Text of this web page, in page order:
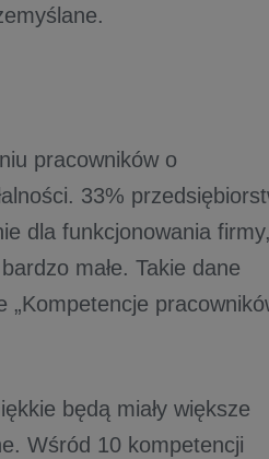
pracowników o
33%
dla funkcjonowania firmy,
małe. Takie dane
będą miały większe
Wśród 10 kompetencji